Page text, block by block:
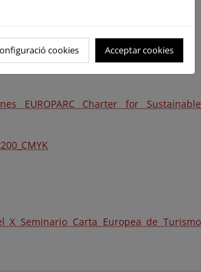
EUROPARC Charter for Sustainable
X Seminario Carta Europea de Turismo
cookies Acceptar cookies